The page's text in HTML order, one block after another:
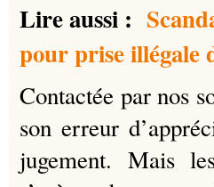
Lire aussi :
pour prise illégale
Contactée par nos
son erreur
jugement. Mais